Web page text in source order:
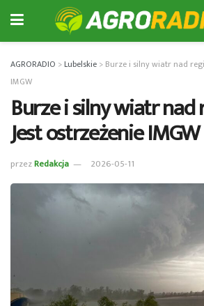
AGRORADIO >Lubelskie > Burze i silny wiatr nad
IMGW
Burze i silny wiatr nad
Jest ostrzeżenie IMGW
przezRedakcja 2026-05-11